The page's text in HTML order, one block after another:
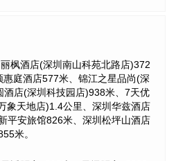
枫酒店(深圳南山科苑北路店)372
庭酒店577米、锦江之星品尚(深
店(深圳科技园店)938米、7天优
象天地店)1.4公里、深圳华兹酒店
平安旅馆826米、深圳松坪山酒店
米。